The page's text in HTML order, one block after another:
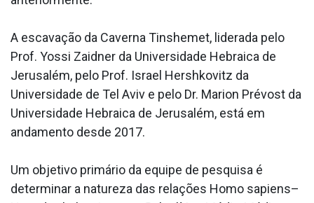
A escavação da Caverna Tinshemet, liderada pelo
Prof. Yossi Zaidner da Universidade Hebraica de
Jerusalém, pelo Prof. Israel Hershkovitz da
Universidade de Tel Aviv e pelo Dr. Marion Prévost da
Universidade Hebraica de Jerusalém, está em
andamento desde 2017.
Um objetivo primário da equipe de pesquisa é
determinar a natureza das relações Homo sapiens–